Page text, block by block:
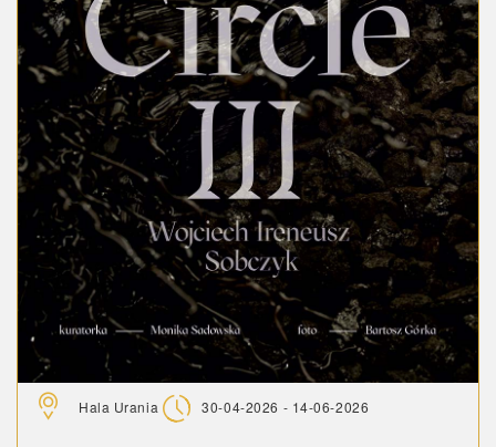
Hala Urania 30-04-2026 - 14-06-2026